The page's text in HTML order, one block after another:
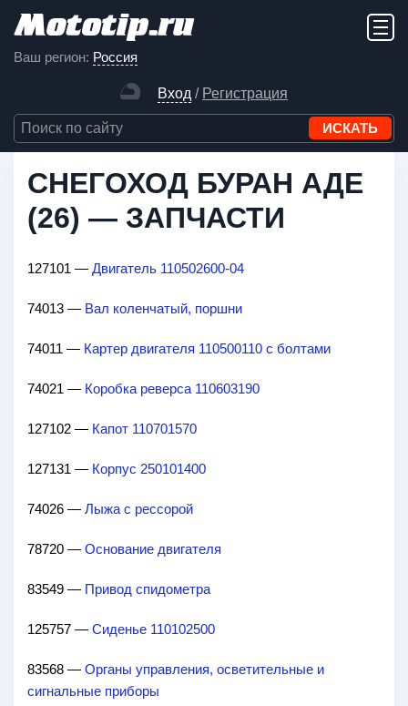
Ваш регион: Россия
Вход / Регистрация
СНЕГОХОД БУРАН АДЕ
(26) — ЗАПЧАСТИ
127101 — Двигатель 110502600-04
74013 — Вал коленчатый, поршни
74011 — Картер двигателя 110500110 с болтами
74021 — Коробка реверса 110603190
127102 — Капот 110701570
127131 — Корпус 250101400
74026 — Лыжа с рессорой
78720 — Основание двигателя
83549 — Привод спидометра
125757 — Сиденье 110102500
83568 — Органы управления, осветительные и
сигнальные приборы